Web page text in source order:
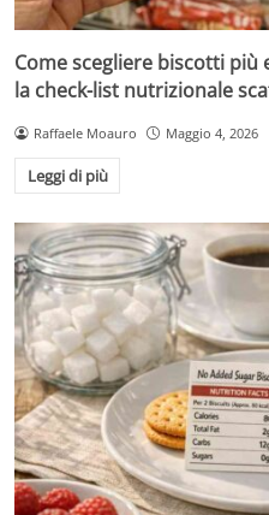
Come scegliere biscotti
la check-list nutrizionale
Raffaele Moauro Maggio 4, 2026
Leggi di più